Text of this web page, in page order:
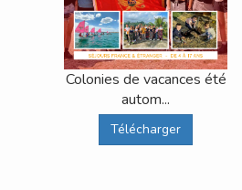
Colonies de vacances été
autom...
Télécharger